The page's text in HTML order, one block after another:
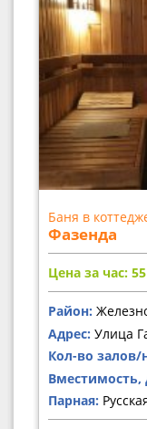
Баня в
Фазенда
Цена за час:
Район:
Адрес: Улица
Кол-во залов/
Вместимость,
Парная: